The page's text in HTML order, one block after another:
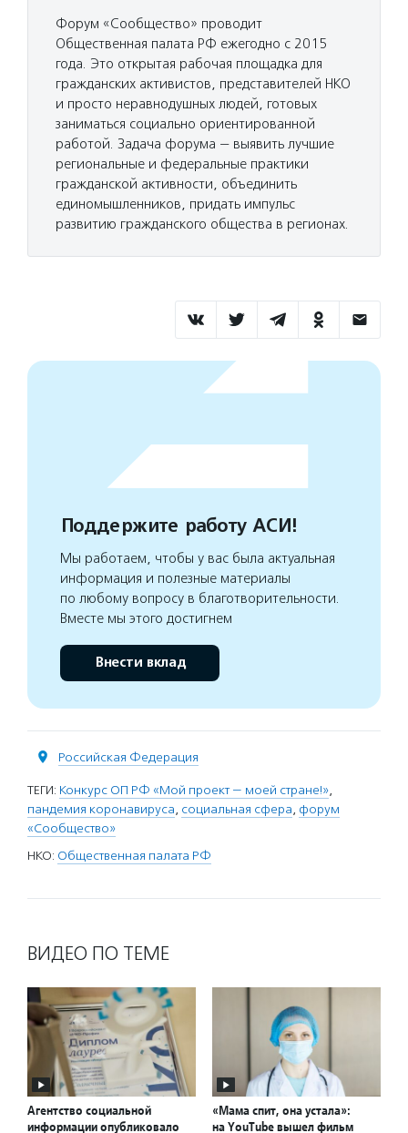
Форум «Сообщество» проводит
Общественная палата РФ ежегодно с 2015
года. Это открытая рабочая площадка для
гражданских активистов, представителей НКО
и просто неравнодушных людей, готовых
заниматься социально ориентированной
работой. Задача форума — выявить лучшие
региональные и федеральные практики
гражданской активности, объединить
единомышленников, придать импульс
развитию гражданского общества в регионах.
Поддержите работу АСИ!
Мы работаем, чтобы у вас была актуальная
информация и полезные материалы
по любому вопросу в благотворительности.
Вместе мы этого достигнем
Внести вклад
Российская Федерация
ТЕГИ: Конкурс ОП РФ «Мой проект — моей стране!»,
пандемия коронавируса, социальная сфера, форум
«Сообщество»
НКО: Общественная палата РФ
ВИДЕО ПО ТЕМЕ
Агентство социальной
информации опубликовало
«Мама спит, она устала»:
на YouTube вышел фильм